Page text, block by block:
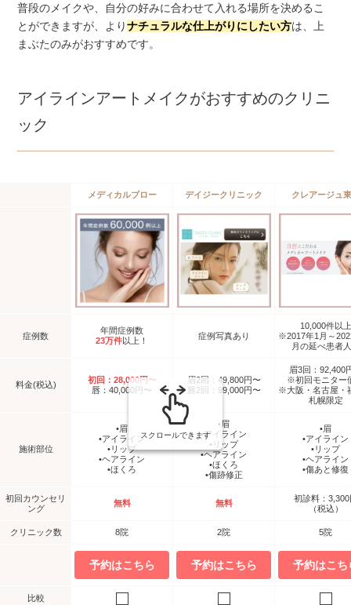
普段のメイクや、自分の好みに合わせて入れる場所を決めるこ
とができますが、よりナチュラルな仕上がりにしたい方は、上
まぶたのみがおすすめです。
アイラインアートメイクがおすすめのクリニ
ック
メディカルブロー デイジークリニック クレアージュ
症例数
年間症例数
23万件以上！ 症例写真あり
10,000件以上
※2017年1月～
月の延べ患者
料金(税込)
初回：28,000円〜
唇：40,000円〜
眉2回：49,800円〜
唇2回：99,000円〜
眉3回：92,400
※初回モニター
※大阪・名古屋・
札幌限定
施術部位
•眉
•アイライン
•リップ
•ヘアライン
•ほくろ
•眉
•アイライン
•リップ
•ヘアライン
•ほくろ
•傷跡修正
•眉
•アイライン
•リップ
•ヘアライン
•傷あと修復
初回カウンセリ
ング
無料 無料
初診料：3,300
（税込）
クリニック数 8院 2院 5院
予約はこちら 予約はこちら 予約はこち
比較
スクロールできます